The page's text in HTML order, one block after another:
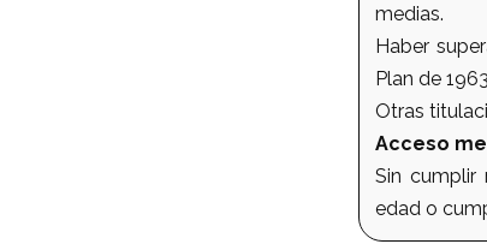
medias.
Haber
Plan de
Otras
Acceso
Sin cumplir
edad o